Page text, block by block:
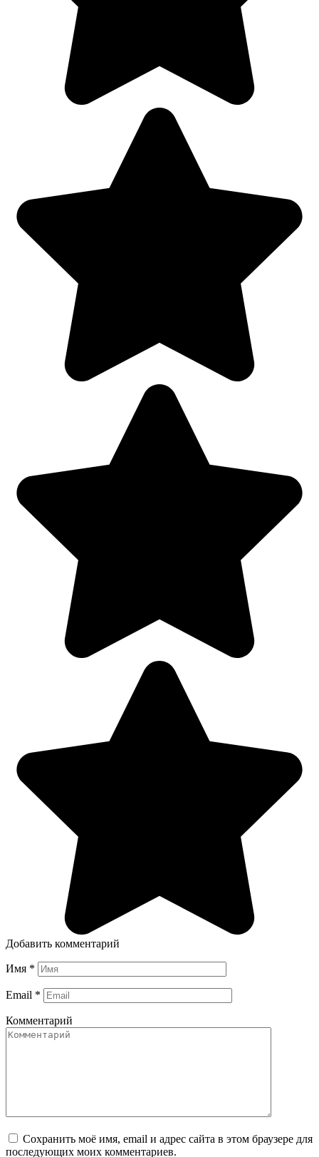
Добавить комментарий
Имя *
Email *
Комментарий
Сохранить моё имя, email и адрес сайта в этом браузере для
последующих моих комментариев.